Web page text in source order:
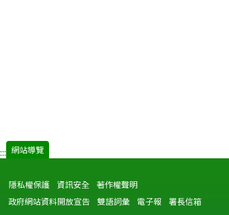
::: 網站導覽
隱私權保護 資訊安全 著作權聲明
政府網站資料開放宣告
雙語詞彙 電子報 署長信箱